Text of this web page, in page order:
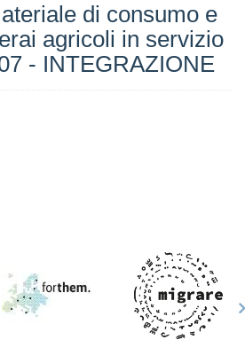
di consumo e
agricoli in servizio
- INTEGRAZIONE